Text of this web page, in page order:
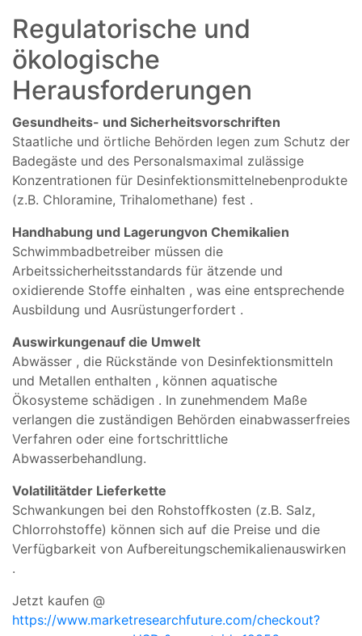
Regulatorische und
ökologische
Herausforderungen
Gesundheits- und Sicherheitsvorschriften
Staatliche und örtliche Behörden legen zum Schutz der
Badegäste und des Personalsmaximal zulässige
Konzentrationen für Desinfektionsmittelnebenprodukte
(z.B. Chloramine, Trihalomethane) fest .
Handhabung und Lagerungvon Chemikalien
Schwimmbadbetreiber müssen die
Arbeitssicherheitsstandards für ätzende und
oxidierende Stoffe einhalten , was eine entsprechende
Ausbildung und Ausrüstungerfordert .
Auswirkungenauf die Umwelt
Abwässer , die Rückstände von Desinfektionsmitteln
und Metallen enthalten , können aquatische
Ökosysteme schädigen . In zunehmendem Maße
verlangen die zuständigen Behörden einabwasserfreies
Verfahren oder eine fortschrittliche
Abwasserbehandlung.
Volatilitätder Lieferkette
Schwankungen bei den Rohstoffkosten (z.B. Salz,
Chlorrohstoffe) können sich auf die Preise und die
Verfügbarkeit von Aufbereitungschemikalienauswirken
.
Jetzt kaufen @
https://www.marketresearchfuture.com/checkout?